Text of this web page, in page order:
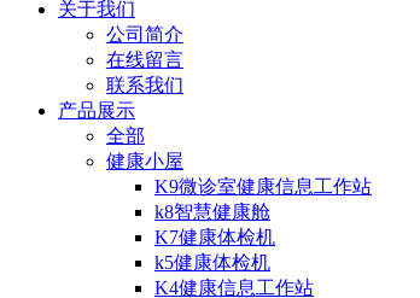
关于我们
公司简介
在线留言
联系我们
产品展示
全部
健康小屋
K9微诊室健康信息工作站
k8智慧健康舱
K7健康体检机
k5健康体检机
K4健康信息工作站